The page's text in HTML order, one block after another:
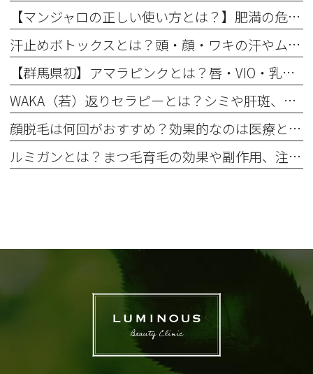
【マンジャロの正しい使い方とは？】肥満の危険性やデメリットも知ってほしい
汗止めボトックスとは？頭・顔・ワキの汗やムレ、ニオイも軽減！効果と注意点を解説
【群馬県初】アマラピンクとは？唇・VIO・乳輪の最新メラニンケア！黒ずみ・くすみを本来の自然な肌色へ
WAKA（若）返りセラピーとは？シミや肝斑、小じわに効果的なスキンケアプログラム
顔脱毛は何回がおすすめ？効果的なのは医療とエステのどっち？後悔したくない人向けに解説
ルミガンとは？まつ毛育毛の効果や副作用、注意点を解説